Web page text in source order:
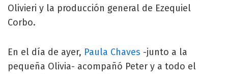
Olivieri y la producción general de Ezequiel
Corbo.
En el día de ayer, Paula Chaves -junto a la
pequeña Olivia- acompañó Peter y a todo el